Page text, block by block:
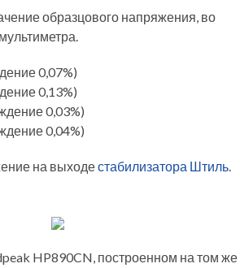
образцового напряжения, во
0,07%)
0,13%)
0,03%)
0,04%)
на выходестабилизатора Штиль.
HP890CN, построенном на том же